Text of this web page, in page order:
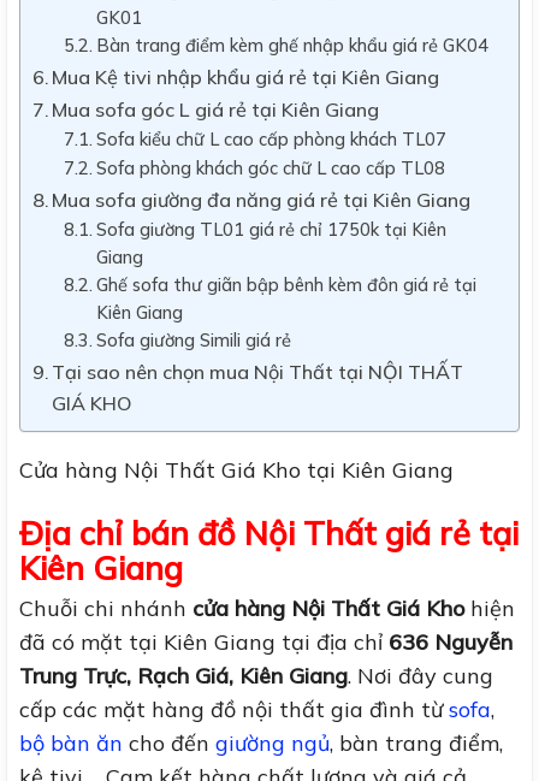
GK01
Bàn trang điểm kèm ghế nhập khẩu giá rẻ GK04
Mua Kệ tivi nhập khẩu giá rẻ tại Kiên Giang
Mua sofa góc L giá rẻ tại Kiên Giang
Sofa kiểu chữ L cao cấp phòng khách TL07
Sofa phòng khách góc chữ L cao cấp TL08
Mua sofa giường đa năng giá rẻ tại Kiên Giang
Sofa giường TL01 giá rẻ chỉ 1750k tại Kiên
Giang
Ghế sofa thư giãn bập bênh kèm đôn giá rẻ tại
Kiên Giang
Sofa giường Simili giá rẻ
Tại sao nên chọn mua Nội Thất tại NỘI THẤT
GIÁ KHO
Cửa hàng Nội Thất Giá Kho tại Kiên Giang
Địa chỉ bán đồ Nội Thất giá rẻ tại
Kiên Giang
Chuỗi chi nhánh cửa hàng Nội Thất Giá Khohiện
đã có mặt tại Kiên Giang tại địa chỉ 636 Nguyễn
Trung Trực, Rạch Giá, Kiên Giang. Nơi đây cung
cấp các mặt hàng đồ nội thất gia đình từsofa,
bộ bàn ăn cho đến giường ngủ, bàn trang điểm,